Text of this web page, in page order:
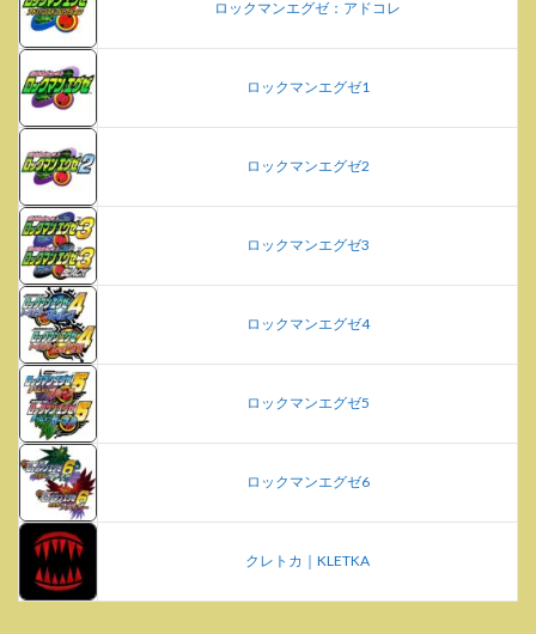
ロックマンエグゼ：アドコレ
ロックマンエグゼ1
ロックマンエグゼ2
ロックマンエグゼ3
ロックマンエグゼ4
ロックマンエグゼ5
ロックマンエグゼ6
クレトカ｜KLETKA